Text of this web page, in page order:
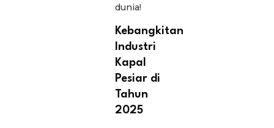
dunia!
Kebangkitan
Industri
Kapal
Pesiar di
Tahun
2025